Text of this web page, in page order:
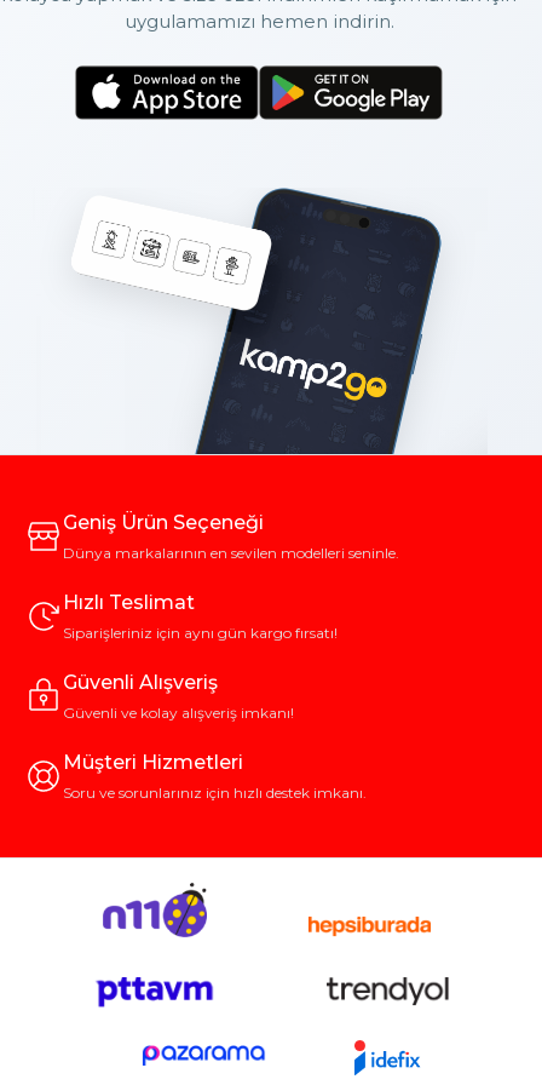
kompakt yapıları ve düşük su tüketimiyle mobil yaşamın
vazgeçilmez parçalarından biridir.
Ev tipi musluklardan farklı olarak mobil araçlarda kullanılan
musluklar; titreşime, neme, tuzlu suya ve dar alan kullanımına
dayanıklı olarak tasarlanır. Ayrıca her açma kapamada suyu
veya limandan uzak seyirlerde büyük avantaj sunar.
Mobil Ortamlara Uyumlu Musluk Çeşitleri
Karavan, tekne ve yatlarda alan son derece kısıtlıdır. Bu nedenle
muslukların boyutu, montaj şekli ve kullanım ergonomisi hayati
önem taşır. Katlanabilir, çekilebilir başlıklı veya gövdesi kısaltılmış
musluklar bu alanlar için özel olarak geliştirilmiştir.
Dar mutfak tezgâhlarında ve küçük banyolarda kullanılan
musluklar, alanı daraltmadan maksimum işlev sunmalıdır. Bu
noktada kompakt musluk modelleri küçük alanlarda rahat
kullanım sağlayarak hem estetik hem fonksiyonel bir çözüm
oluşturur. Ayrıca bu musluklar genellikle hafif malzemeden üretilir
ve montaj sırasında yapıya ekstra yük bindirmez.
hareket halindeyken kolay kontrol edilebilen musluklar güvenlik
açısından da avantaj sunar.
Mobil yaşam alanları sürekli dış etkenlere maruz kalır. Güneş ışığı,
nem, sıcaklık farkları ve tuzlu hava gibi faktörler muslukların
malzemenin korozyona karşı dirençli olması gerekir.
Paslanmaz çelik, krom kaplama pirinç ve deniz kullanımına uygun
özel alaşımlar en çok tercih edilen seçenekler arasındadır. Bu tür
korur.
Özellikle teknelerde kullanılan deniz araçları için musluk çeşitleri
performans kaybı yaşanmaz.
Kullanım Alanına Göre Doğru Musluk
Seçimi
Mutfak muslukları ile banyo musluklarının işlevi farklıdır. Mutfakta
daha yüksek ve hareketli ağız yapısı tercih edilirken banyoda
Teknelerde ise eğimli yüzeyler ve dalga hareketleri nedeniyle
sıçramayı önleyen ve akışı kontrollü veren musluklar öne çıkar. Bu
uygulamamızı hemen indirin.
Geniş Ürün Seçeneği
Dünya markalarının en sevilen modelleri seninle.
Hızlı Teslimat
Siparişleriniz için aynı gün kargo fırsatı!
Güvenli Alışveriş
Güvenli ve kolay alışveriş imkanı!
Müşteri Hizmetleri
Soru ve sorunlarınız için hızlı destek imkanı.